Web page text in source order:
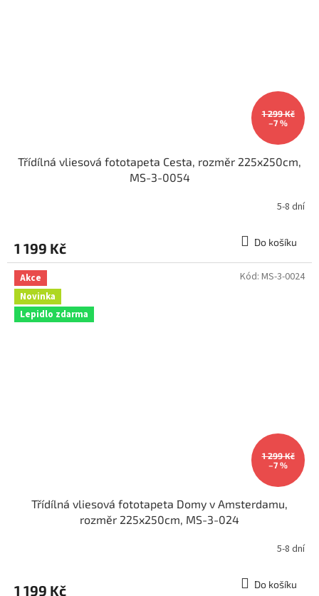
1 299 Kč
–7 %
Třídílná vliesová fototapeta Cesta, rozměr 225x250cm,
MS-3-0054
5-8 dní
1 199 Kč Do košíku
Akce
Novinka
Lepidlo zdarma
1 299 Kč
–7 %
Třídílná vliesová fototapeta Domy v Amsterdamu,
rozměr 225x250cm, MS-3-024
5-8 dní
1 199 Kč Do košíku
Kód: MS-3-0024